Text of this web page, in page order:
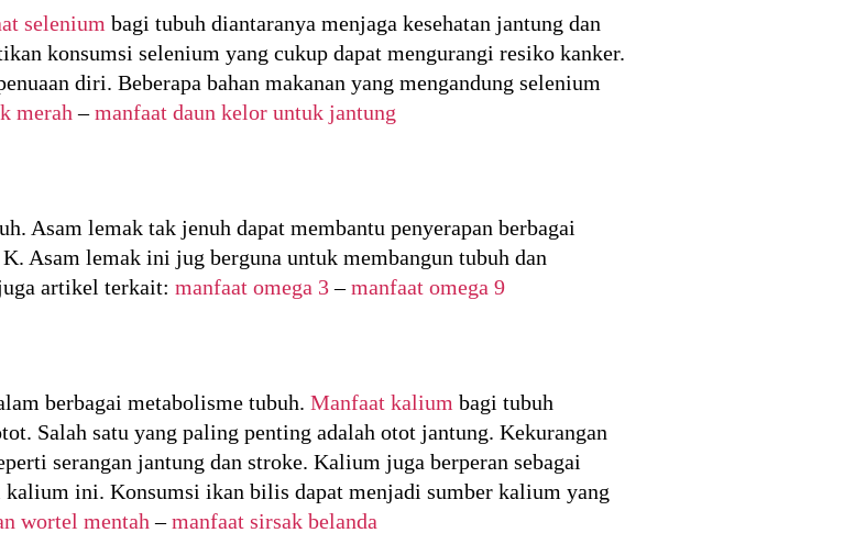
selenium bagi tubuh diantaranya menjaga kesehatan jantung dan
konsumsi selenium yang cukup dapat mengurangi resiko kanker.
diri. Beberapa bahan makanan yang mengandung selenium
merah –manfaat daun kelor untuk jantung
Asam lemak tak jenuh dapat membantu penyerapan berbagai
Asam lemak ini jug berguna untuk membangun tubuh dan
artikel terkait: manfaat omega 3–manfaat omega 9
berbagai metabolisme tubuh. Manfaat kalium bagi tubuh
Salah satu yang paling penting adalah otot jantung. Kekurangan
serangan jantung dan stroke. Kalium juga berperan sebagai
ini. Konsumsi ikan bilis dapat menjadi sumber kalium yang
wortel mentah –manfaat sirsak belanda